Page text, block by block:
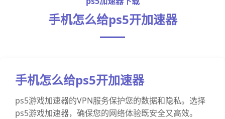
手机怎么给ps5开加速器
手机怎么给ps5开加速器
ps5游戏加速器的VPN服务保护您的数据和隐私。选择
ps5游戏加速器，确保您的网络体验既安全又高效。